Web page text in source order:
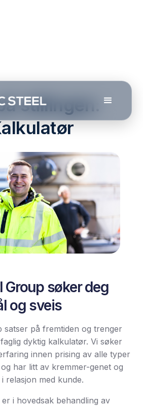
stillingen:
Group søker deg
og sveis
satser på fremtiden og trenger
dyktig kalkulatør. Vi søker
innen prising av alle typer
har litt av kremmer-genet og
relasjon med kunde.
i hovedsak behandling av